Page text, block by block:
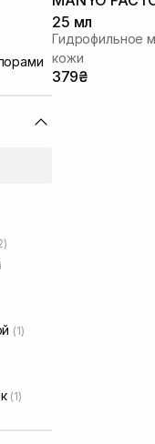
(1)
(1)
25 мл
Гидрофильное
кожи
379₴